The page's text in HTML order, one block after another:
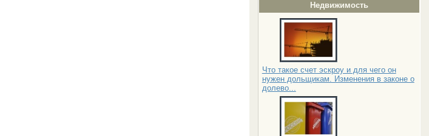
Недвижимость
Что такое счет эскроу и для чего он
нужен дольщикам. Изменения в законе о
долево...